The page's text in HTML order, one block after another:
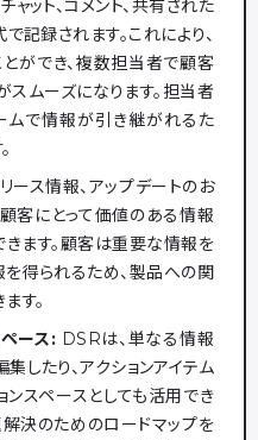
ット、コメント、共有された
記録されます。これにより、
ができ、複数担当者で顧客
ムーズになります。担当者
ムで情報が引き継がれるた
ース情報、アップデートのお
客にとって価値のある情報
ます。顧客は重要な情報を
を得られるため、製品への関
す。
ース: DSRは、単なる情報
したり、アクションアイテム
スペースとしても活用でき
解決のためのロードマップを